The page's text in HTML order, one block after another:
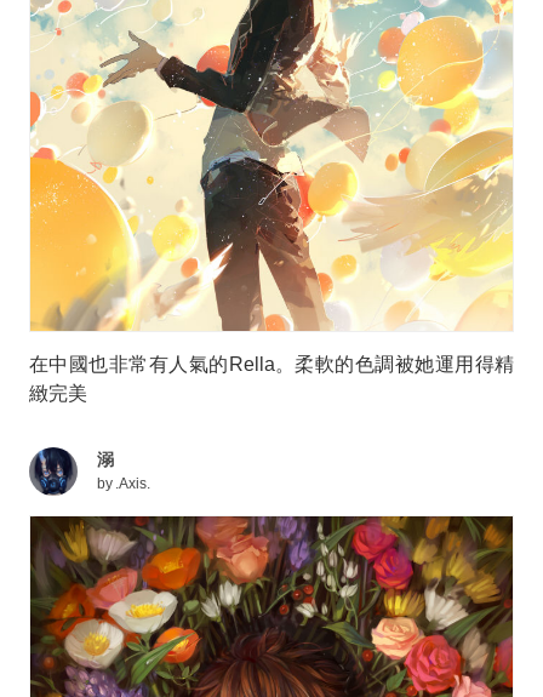
在中國也非常有人氣的Rella。柔軟的色調被她運用得精
緻完美
溺
by .Axis.